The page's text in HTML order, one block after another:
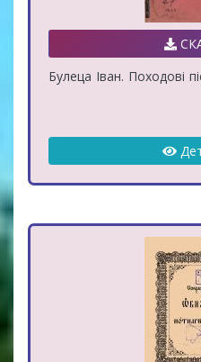
Булеца Іван. Походові